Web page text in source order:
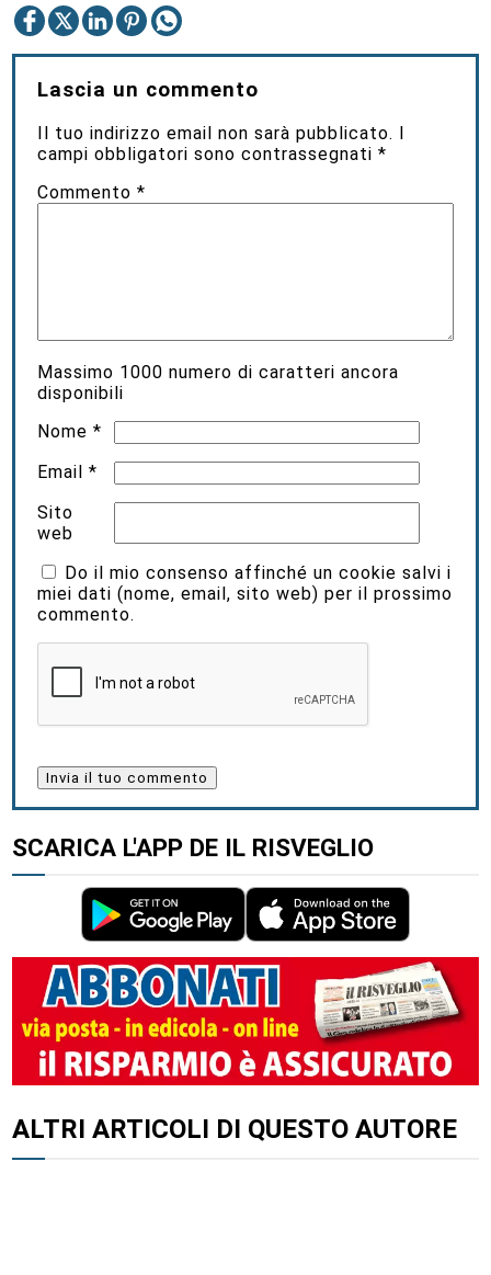
Lascia un commento
Il tuo indirizzo email non sarà pubblicato. I
campi obbligatori sono contrassegnati*
Commento*
Massimo 1000 numero di caratteri ancora
disponibili
Nome*
Email*
Sito
web
Do il mio consenso affinché un cookie salvi i
miei dati (nome, email, sito web) per il prossimo
commento.
SCARICA L'APP DE IL RISVEGLIO
ALTRI ARTICOLI DI QUESTO AUTORE